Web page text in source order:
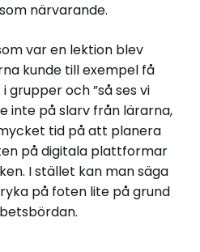
närvarande.
var en lektion blev
kunde till exempel få
grupper och ”så ses vi
inte på slarv från lärarna,
tid på att planera
på digitala plattformar
I stället kan man säga
på foten lite på grund